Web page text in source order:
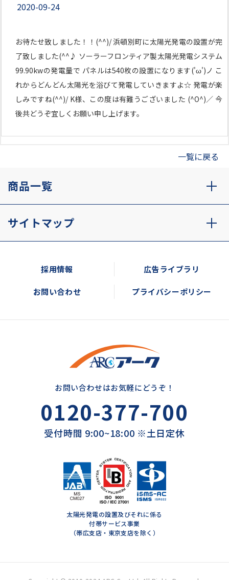
2020-09-24
お待たせ致しました！！(^^)/ 浜頓別町に太陽光発電の設置が完
了致しました(^^♪ ソーラーフロンティア製太陽光発電システム
99.90kwの発電量で パネルは540枚の設置になります('ω')ノ こ
れからどんどん太陽光を浴びて発電していきますよ☆ 発電が楽
しみですね(^^)/ K様、この度は有難うございました (^O^)／ 今
後共どうぞ宜しくお願い申し上げます。
一覧に戻る
商品一覧
サイトマップ
採用情報 広告ライブラリ
お問い合わせ プライバシーポリシー
お問い合わせはお気軽にどうぞ！
0120-377-700
受付時間 9:00~18:00 ※土日定休
太陽光発電の設置及びそれに係る
付帯サービス事業
（帯広支店・東京支店を除く）